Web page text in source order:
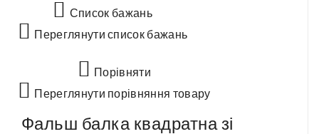
Список бажань
Переглянути список бажань
Порівняти
Переглянути порівняння товару
Фальш балка квадратна зі